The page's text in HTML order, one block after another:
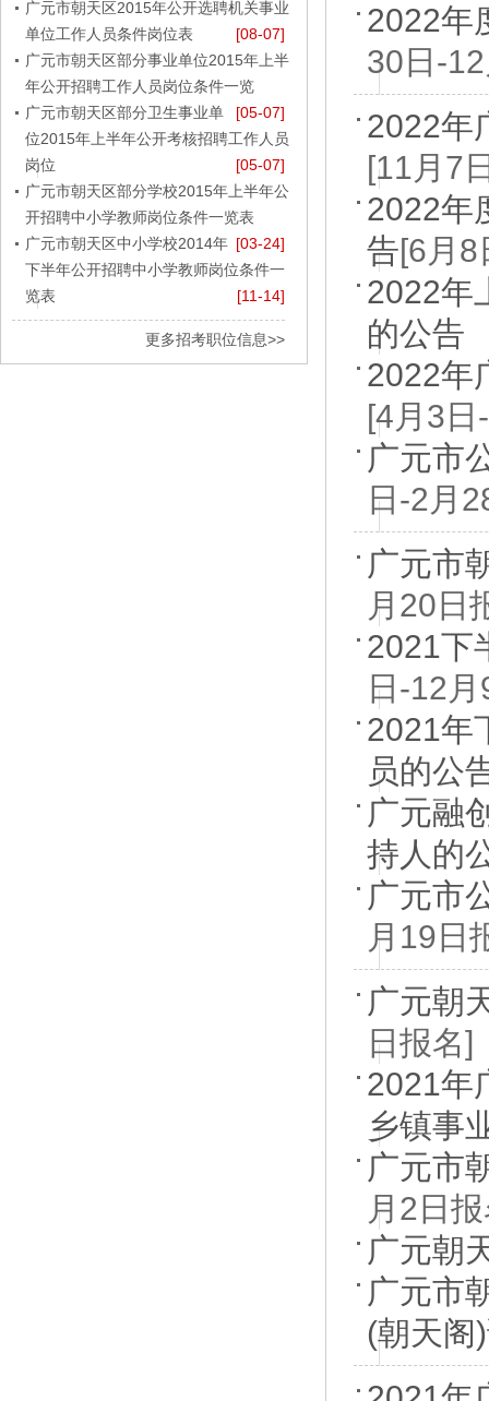
广元市朝天区2015年公开选聘机关事业
单位工作人员条件岗位表
[08-07]
广元市朝天区部分事业单位2015年上半
年公开招聘工作人员岗位条件一览
[05-07]
广元市朝天区部分卫生事业单
位2015年上半年公开考核招聘工作人员
岗位
[05-07]
广元市朝天区部分学校2015年上半年公
开招聘中小学教师岗位条件一览表
[03-24]
广元市朝天区中小学校2014年
下半年公开招聘中小学教师岗位条件一
览表
[11-14]
更多招考职位信息>>
2022年
30日-
2022年
[11月7
2022年
告[6月8
2022年
的公告
2022年
[4月3日
广元市
日-2月
广元市
月20日
2021下
日-12
2021年
员的公
广元融
持人的
广元市
月19日
广元朝
日报名]
2021年
乡镇事
广元市
月2日
广元朝
广元市
(朝天阁